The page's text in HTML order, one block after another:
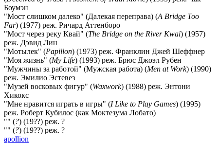
Боумэн
"Мост слишком далеко" (Далекая переправа) (A Bridge Too
Far) (1977) реж. Ричард Аттенборо
"Мост через реку Квай" (The Bridge on the River Kwai) (1957)
реж. Дэвид Лин
"Мотылек" (Papillon) (1973) реж. Франклин Джей Шеффнер
"Моя жизнь" (My Life) (1993) реж. Брюс Джоэл Рубен
"Мужчины за работой" (Мужская работа) (Men at Work) (1990)
реж. Эмилио Эстевез
"Музей восковых фигур" (Waxwork) (1988) реж. Энтони
Хикокс
"Мне нравится играть в игры" (I Like to Play Games) (1995)
реж. Роберт Кубилос (как Моктезума Лобато)
"" (?) (19??) реж. ?
"" (?) (19??) реж. ?
apollion